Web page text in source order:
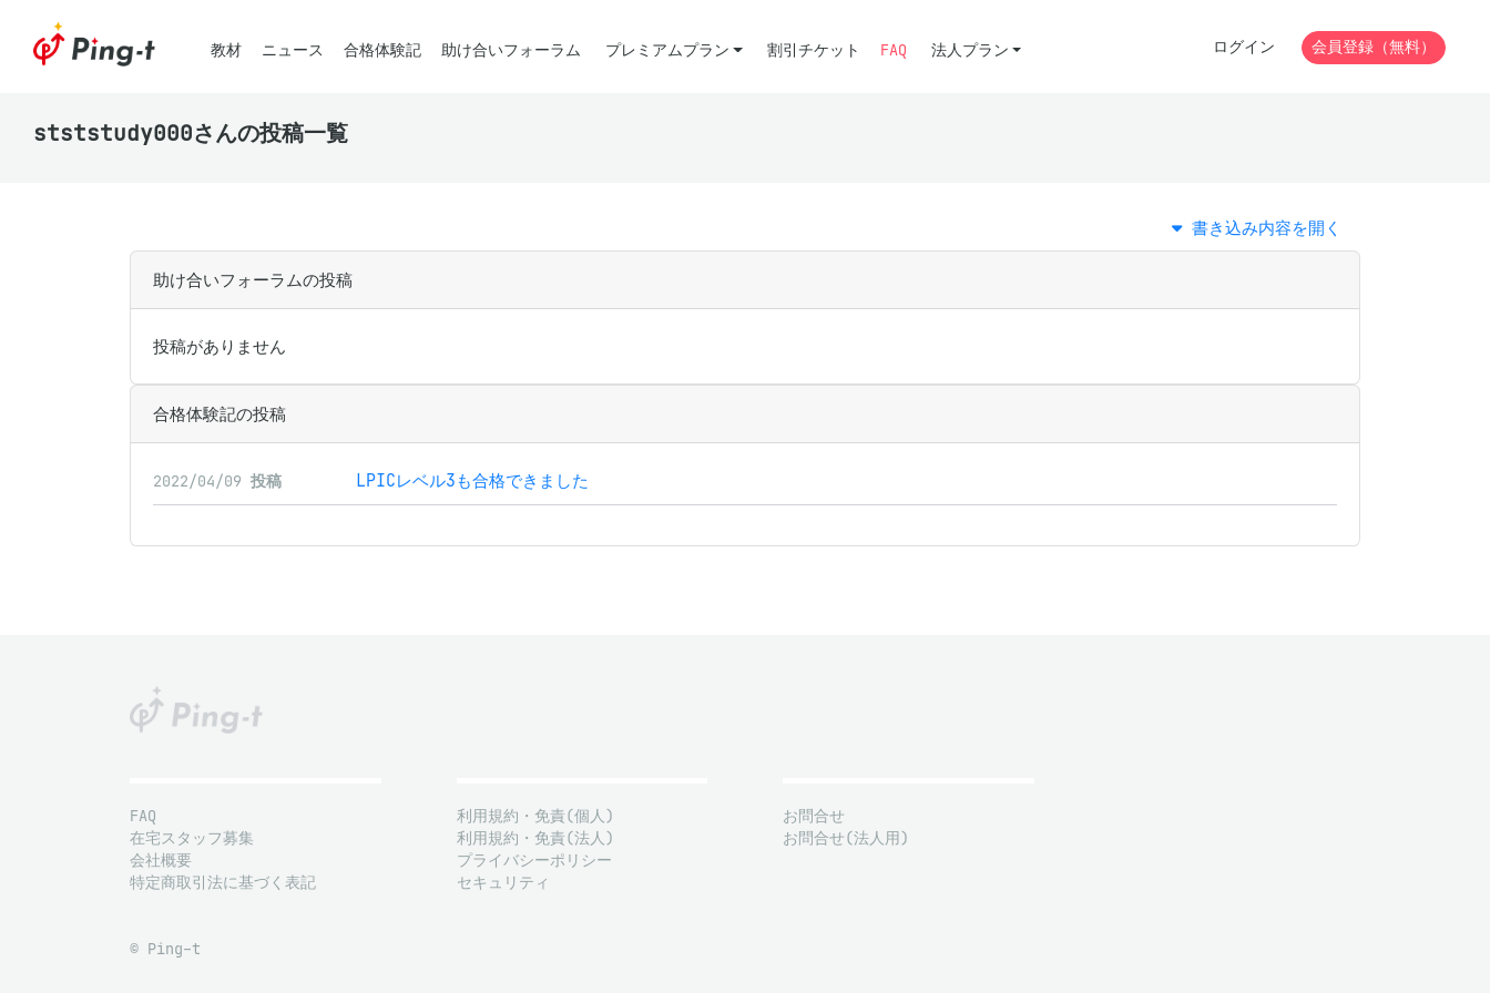
教材 ニュース 合格体験記 助け合いフォーラム プレミアムプラン 割引チケット FAQ 法人プラン ログイン 会員登録（無料）
stststudy000さんの投稿一覧
書き込み内容を開く
助け合いフォーラムの投稿
投稿がありません
合格体験記の投稿
2022/04/09 投稿 LPICレベル3も合格できました
FAQ
在宅スタッフ募集
会社概要
特定商取引法に基づく表記
利用規約・免責(個人)
利用規約・免責(法人)
プライバシーポリシー
セキュリティ
お問合せ
お問合せ(法人用)
© Ping-t